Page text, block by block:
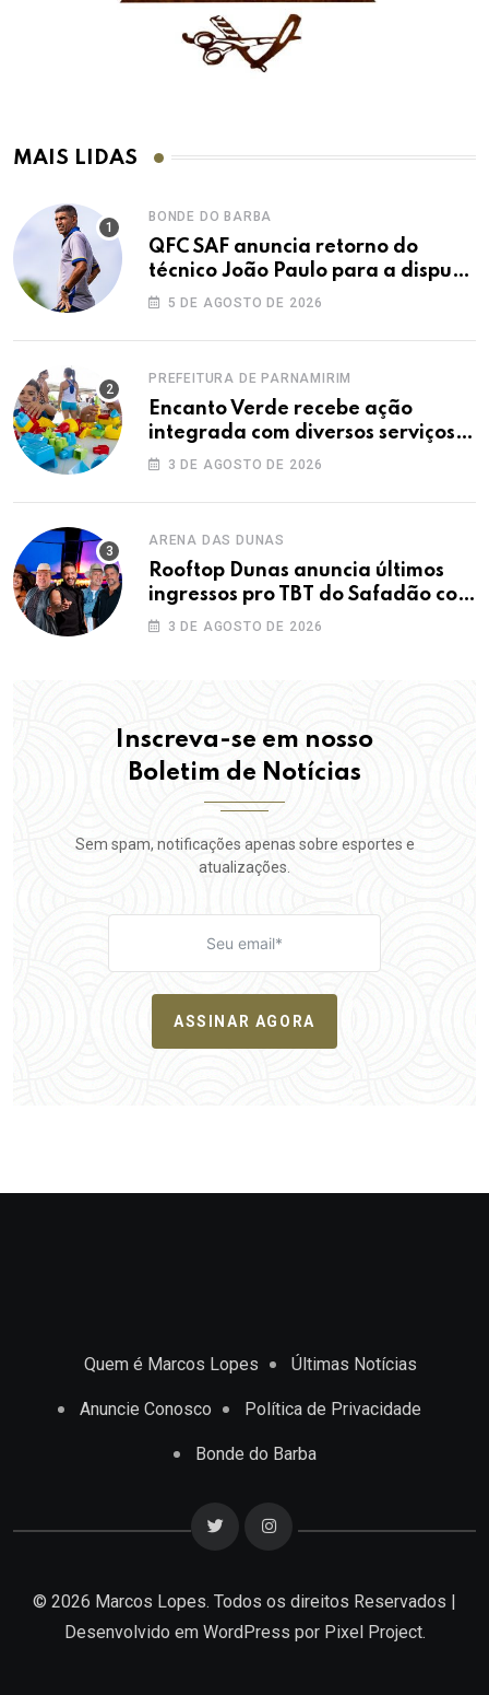
MAIS LIDAS
BONDE DO BARBA
QFC SAF anuncia retorno do
técnico João Paulo para a disputa
da elite do Campeonato Potiguar
5 DE AGOSTO DE 2026
PREFEITURA DE PARNAMIRIM
Encanto Verde recebe ação
integrada com diversos serviços
gratuitos à população
3 DE AGOSTO DE 2026
ARENA DAS DUNAS
Rooftop Dunas anuncia últimos
ingressos pro TBT do Safadão com
virada de lote nesta terça (04)
3 DE AGOSTO DE 2026
Inscreva-se em nosso
Boletim de Notícias
Sem spam, notificações apenas sobre esportes e
atualizações.
ASSINAR AGORA
Quem é Marcos Lopes Últimas Notícias
Anuncie Conosco Política de Privacidade
Bonde do Barba
© 2026 Marcos Lopes. Todos os direitos Reservados |
Desenvolvido em WordPress por Pixel Project.